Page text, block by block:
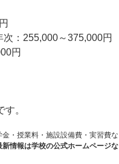
：255,000～375,000円
円
。
・授業料・施設設備費・実習費な
情報は学校の公式ホームページな